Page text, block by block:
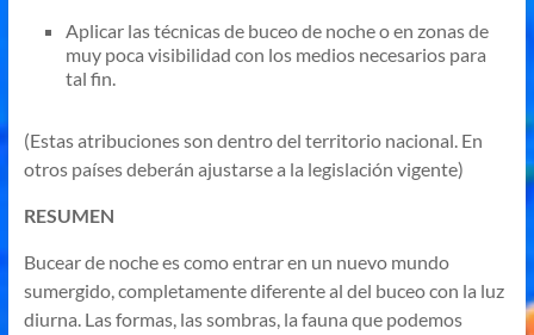
Aplicar las técnicas de buceo de noche o en zonas de
muy poca visibilidad con los medios necesarios para
tal fin.
(Estas atribuciones son dentro del territorio nacional. En
otros países deberán ajustarse a la legislación vigente)
RESUMEN
Bucear de noche es como entrar en un nuevo mundo
sumergido, completamente diferente al del buceo con la luz
diurna. Las formas, las sombras, la fauna que podemos